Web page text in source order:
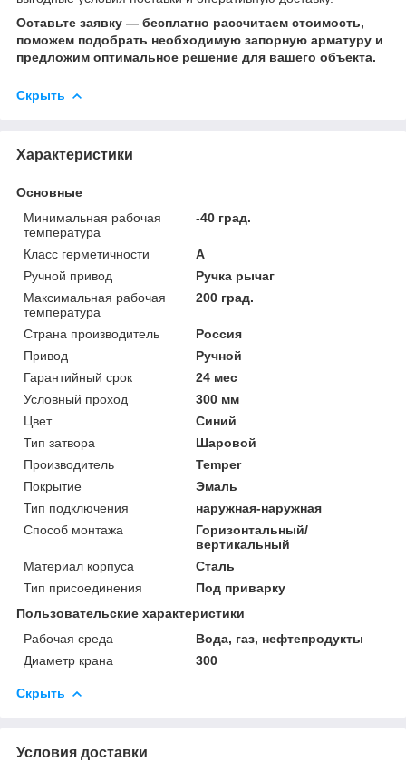
Оставьте заявку — бесплатно рассчитаем стоимость,
поможем подобрать необходимую запорную арматуру и
предложим оптимальное решение для вашего объекта.
Скрыть
Характеристики
Основные
Минимальная рабочая
температура
-40 град.
Класс герметичности
А
Ручной привод
Ручка рычаг
Максимальная рабочая
температура
200 град.
Страна производитель
Россия
Привод
Ручной
Гарантийный срок
24 мес
Условный проход
300 мм
Цвет
Синий
Тип затвора
Шаровой
Производитель
Temper
Покрытие
Эмаль
Тип подключения
наружная-наружная
Способ монтажа
Горизонтальный/
вертикальный
Материал корпуса
Сталь
Тип присоединения
Под приварку
Пользовательские характеристики
Рабочая среда
Вода, газ, нефтепродукты
Диаметр крана
300
Скрыть
Условия доставки